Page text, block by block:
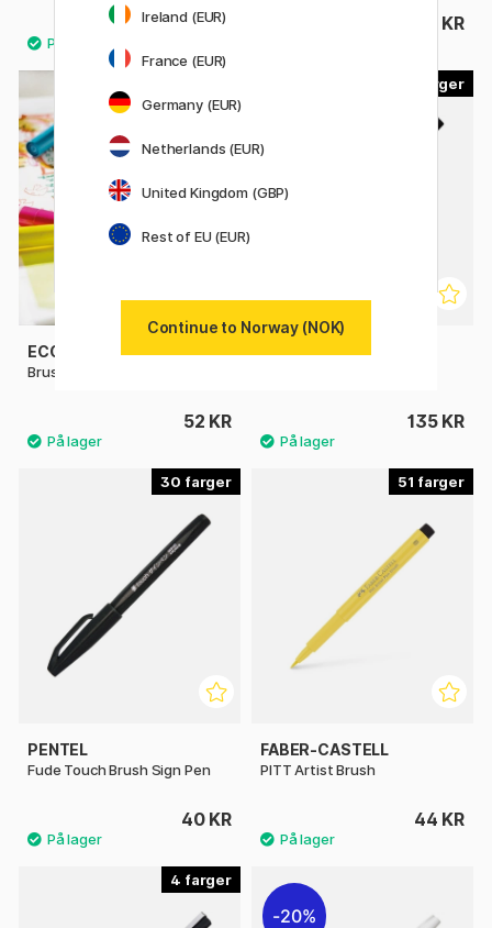
49 KR 39 KR
ECOLINE
Brush Pen
52 KR
PENTEL
135 KR
30
PENTEL
Fude Touch Brush Sign Pen
40 KR
51
FABER-CASTELL
PITT Artist Brush
44 KR
4
20%
Ireland (EUR)
France (EUR)
Germany (EUR)
Netherlands (EUR)
United Kingdom (GBP)
Rest of EU (EUR)
Continue to Norway (NOK)